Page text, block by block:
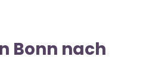
Bonn nach